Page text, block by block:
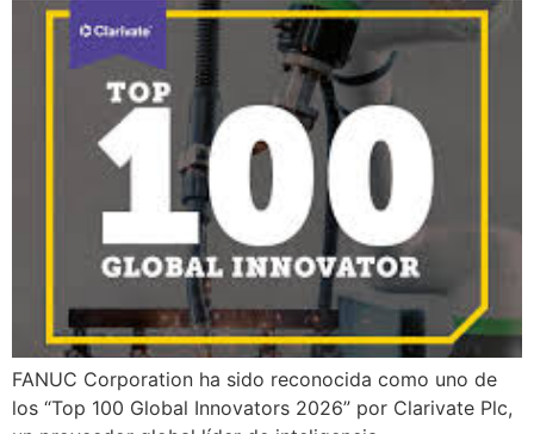
FANUC Corporation ha sido reconocida como uno de
los “Top 100 Global Innovators 2026” por Clarivate Plc,